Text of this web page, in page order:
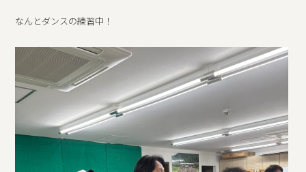
なんとダンスの練習中！